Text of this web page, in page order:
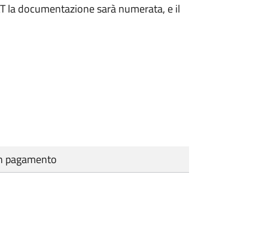
la documentazione sarà numerata, e il
pagamento